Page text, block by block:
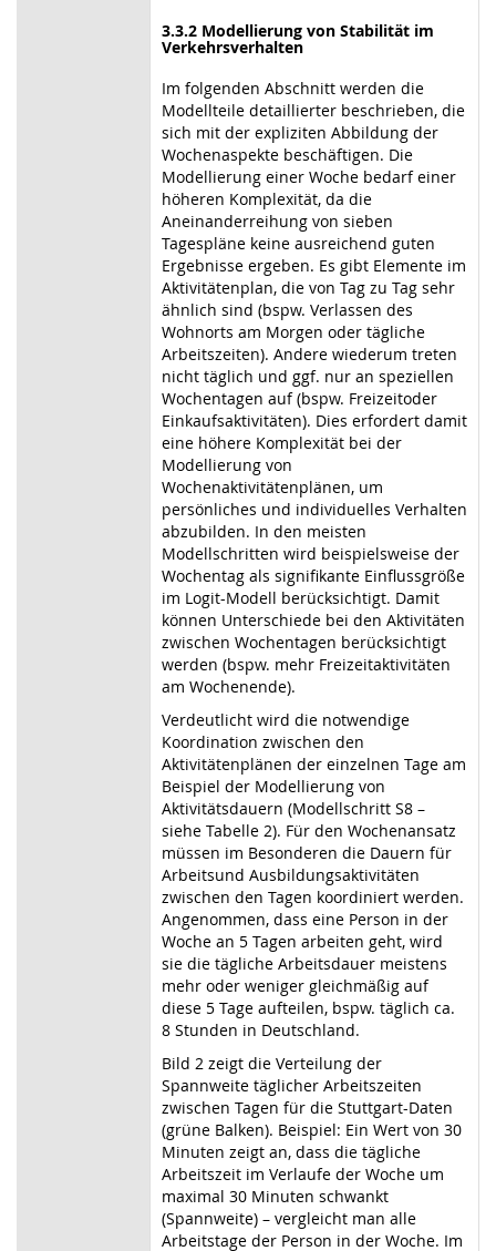
3.3.2 Modellierung von Stabilität im
Verkehrsverhalten
Im folgenden Abschnitt werden die
Modellteile detaillierter beschrieben, die
sich mit der expliziten Abbildung der
Wochenaspekte beschäftigen. Die
Modellierung einer Woche bedarf einer
höheren Komplexität, da die
Aneinanderreihung von sieben
Tagespläne keine ausreichend guten
Ergebnisse ergeben. Es gibt Elemente im
Aktivitätenplan, die von Tag zu Tag sehr
ähnlich sind (bspw. Verlassen des
Wohnorts am Morgen oder tägliche
Arbeitszeiten). Andere wiederum treten
nicht täglich und ggf. nur an speziellen
Wochentagen auf (bspw. Freizeitoder
Einkaufsaktivitäten). Dies erfordert damit
eine höhere Komplexität bei der
Modellierung von
Wochenaktivitätenplänen, um
persönliches und individuelles Verhalten
abzubilden. In den meisten
Modellschritten wird beispielsweise der
Wochentag als signifikante Einflussgröße
im Logit-Modell berücksichtigt. Damit
können Unterschiede bei den Aktivitäten
zwischen Wochentagen berücksichtigt
werden (bspw. mehr Freizeitaktivitäten
am Wochenende).
Verdeutlicht wird die notwendige
Koordination zwischen den
Aktivitätenplänen der einzelnen Tage am
Beispiel der Modellierung von
Aktivitätsdauern (Modellschritt S8 –
siehe Tabelle 2). Für den Wochenansatz
müssen im Besonderen die Dauern für
Arbeitsund Ausbildungsaktivitäten
zwischen den Tagen koordiniert werden.
Angenommen, dass eine Person in der
Woche an 5 Tagen arbeiten geht, wird
sie die tägliche Arbeitsdauer meistens
mehr oder weniger gleichmäßig auf
diese 5 Tage aufteilen, bspw. täglich ca.
8 Stunden in Deutschland.
Bild 2 zeigt die Verteilung der
Spannweite täglicher Arbeitszeiten
zwischen Tagen für die Stuttgart-Daten
(grüne Balken). Beispiel: Ein Wert von 30
Minuten zeigt an, dass die tägliche
Arbeitszeit im Verlaufe der Woche um
maximal 30 Minuten schwankt
(Spannweite) – vergleicht man alle
Arbeitstage der Person in der Woche. Im